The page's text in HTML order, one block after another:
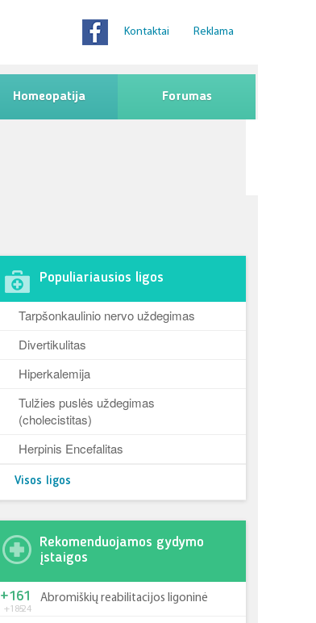
Kontaktai Reklama
Homeopatija Forumas
Populiariausios ligos
Tarpšonkaulinio nervo uždegimas
Divertikulitas
Hiperkalemija
Tulžies puslės uždegimas
(cholecistitas)
Herpinis Encefalitas
Visos ligos
Rekomenduojamos gydymo
įstaigos
+185-24
+161 Abromiškių reabilitacijos ligoninė